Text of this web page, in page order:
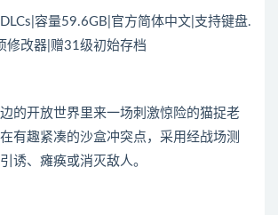
容量59.6GB|官方简体中文|支持键盘.
修改器|赠31级初始存档
的开放世界里来一场刺激惊险的猫捉老
有趣紧凑的沙盒冲突点，采用经战场测
诱、瘫痪或消灭敌人。